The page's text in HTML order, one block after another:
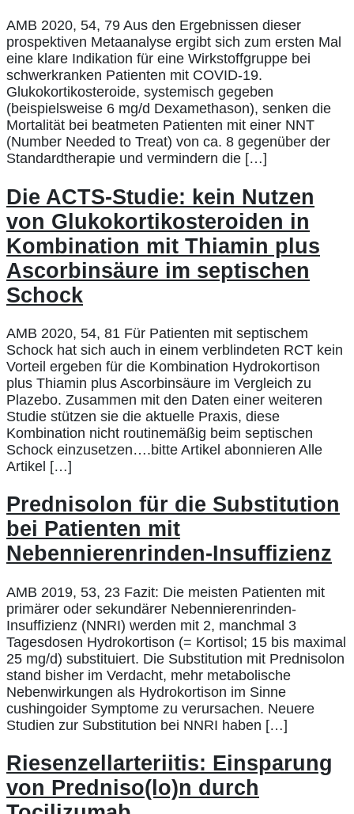
AMB 2020, 54, 79 Aus den Ergebnissen dieser
prospektiven Metaanalyse ergibt sich zum ersten Mal
eine klare Indikation für eine Wirkstoffgruppe bei
schwerkranken Patienten mit COVID-19.
Glukokortikosteroide, systemisch gegeben
(beispielsweise 6 mg/d Dexamethason), senken die
Mortalität bei beatmeten Patienten mit einer NNT
(Number Needed to Treat) von ca. 8 gegenüber der
Standardtherapie und vermindern die […]
Die ACTS-Studie: kein Nutzen
von Glukokortikosteroiden in
Kombination mit Thiamin plus
Ascorbinsäure im septischen
Schock
AMB 2020, 54, 81 Für Patienten mit septischem
Schock hat sich auch in einem verblindeten RCT kein
Vorteil ergeben für die Kombination Hydrokortison
plus Thiamin plus Ascorbinsäure im Vergleich zu
Plazebo. Zusammen mit den Daten einer weiteren
Studie stützen sie die aktuelle Praxis, diese
Kombination nicht routinemäßig beim septischen
Schock einzusetzen….bitte Artikel abonnieren Alle
Artikel […]
Prednisolon für die Substitution
bei Patienten mit
Nebennierenrinden-Insuffizienz
AMB 2019, 53, 23 Fazit: Die meisten Patienten mit
primärer oder sekundärer Nebennierenrinden-
Insuffizienz (NNRI) werden mit 2, manchmal 3
Tagesdosen Hydrokortison (= Kortisol; 15 bis maximal
25 mg/d) substituiert. Die Substitution mit Prednisolon
stand bisher im Verdacht, mehr metabolische
Nebenwirkungen als Hydrokortison im Sinne
cushingoider Symptome zu verursachen. Neuere
Studien zur Substitution bei NNRI haben […]
Riesenzellarteriitis: Einsparung
von Predniso(lo)n durch